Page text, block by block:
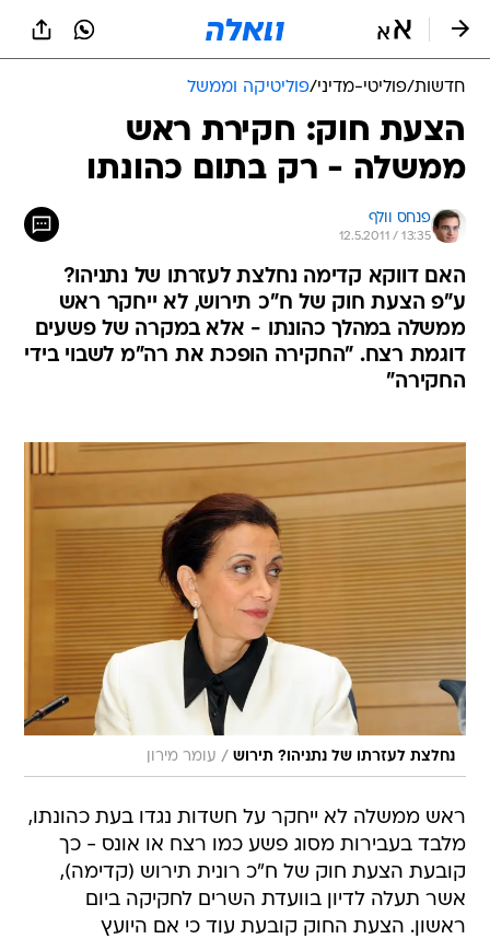
חדשות/פוליטי-מדיני/פוליטיקה וממשל
הצעת חוק: חקירת ראש
ממשלה - רק בתום כהונתו
פנחס וולף
12.5.2011 / 13:35
האם דווקא קדימה נחלצת לעזרתו של נתניהו?
ע"פ הצעת חוק של ח"כ תירוש, לא ייחקר ראש
ממשלה במהלך כהונתו - אלא במקרה של פשעים
דוגמת רצח. "החקירה הופכת את רה"מ לשבוי בידי
החקירה"
נחלצת לעזרתו של נתניהו? תירוש / עומר מירון
ראש ממשלה לא ייחקר על חשדות נגדו בעת כהונתו,
מלבד בעבירות מסוג פשע כמו רצח או אונס - כך
קובעת הצעת חוק של ח"כ רונית תירוש (קדימה),
אשר תעלה לדיון בוועדת השרים לחקיקה ביום
ראשון. הצעת החוק קובעת עוד כי אם היועץ